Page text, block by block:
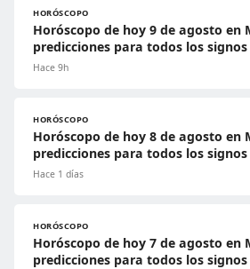
HORÓSCOPO
Horóscopo de hoy 9 de agosto en
predicciones para todos los signos
Hace 9h
HORÓSCOPO
Horóscopo de hoy 8 de agosto en
predicciones para todos los signos
Hace 1 días
HORÓSCOPO
Horóscopo de hoy 7 de agosto en
predicciones para todos los signos